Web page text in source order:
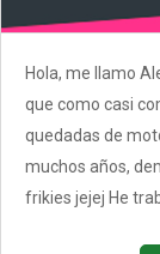
Hola, me llamo
que como casi
quedadas de
muchos años,
frikies jejej He